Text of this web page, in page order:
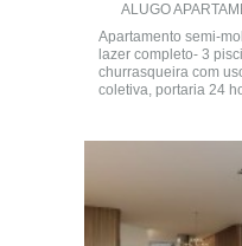
ALUGO
Apartamento semi-
lazer completo- 3
churrasqueira com
coletiva, portaria 24